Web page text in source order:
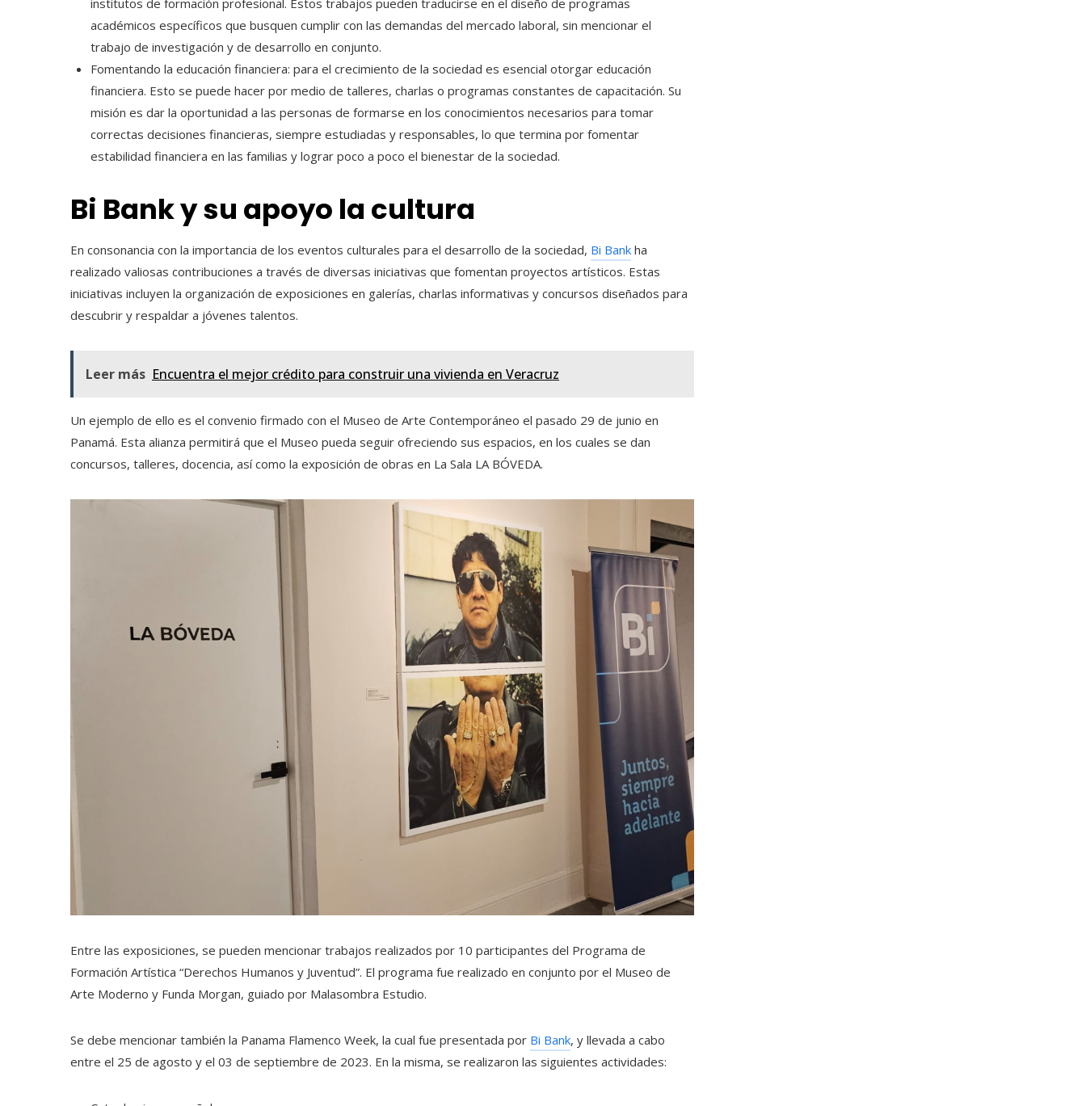
institutos de formación profesional. Estos trabajos pueden traducirse en el diseño de programas
académicos específicos que busquen cumplir con las demandas del mercado laboral, sin mencionar el
trabajo de investigación y de desarrollo en conjunto.
Fomentando la educación financiera: para el crecimiento de la sociedad es esencial otorgar educación
financiera. Esto se puede hacer por medio de talleres, charlas o programas constantes de capacitación. Su
misión es dar la oportunidad a las personas de formarse en los conocimientos necesarios para tomar
correctas decisiones financieras, siempre estudiadas y responsables, lo que termina por fomentar
estabilidad financiera en las familias y lograr poco a poco el bienestar de la sociedad.
Bi Bank y su apoyo la cultura
En consonancia con la importancia de los eventos culturales para el desarrollo de la sociedad, Bi Bank ha
realizado valiosas contribuciones a través de diversas iniciativas que fomentan proyectos artísticos. Estas
iniciativas incluyen la organización de exposiciones en galerías, charlas informativas y concursos diseñados para
descubrir y respaldar a jóvenes talentos.
Leer más Encuentra el mejor crédito para construir una vivienda en Veracruz
Un ejemplo de ello es el convenio firmado con el Museo de Arte Contemporáneo el pasado 29 de junio en
Panamá. Esta alianza permitirá que el Museo pueda seguir ofreciendo sus espacios, en los cuales se dan
concursos, talleres, docencia, así como la exposición de obras en La Sala LA BÓVEDA.
Entre las exposiciones, se pueden mencionar trabajos realizados por 10 participantes del Programa de
Formación Artística “Derechos Humanos y Juventud”. El programa fue realizado en conjunto por el Museo de
Arte Moderno y Funda Morgan, guiado por Malasombra Estudio.
Se debe mencionar también la Panama Flamenco Week, la cual fue presentada por Bi Bank, y llevada a cabo
entre el 25 de agosto y el 03 de septiembre de 2023. En la misma, se realizaron las siguientes actividades: